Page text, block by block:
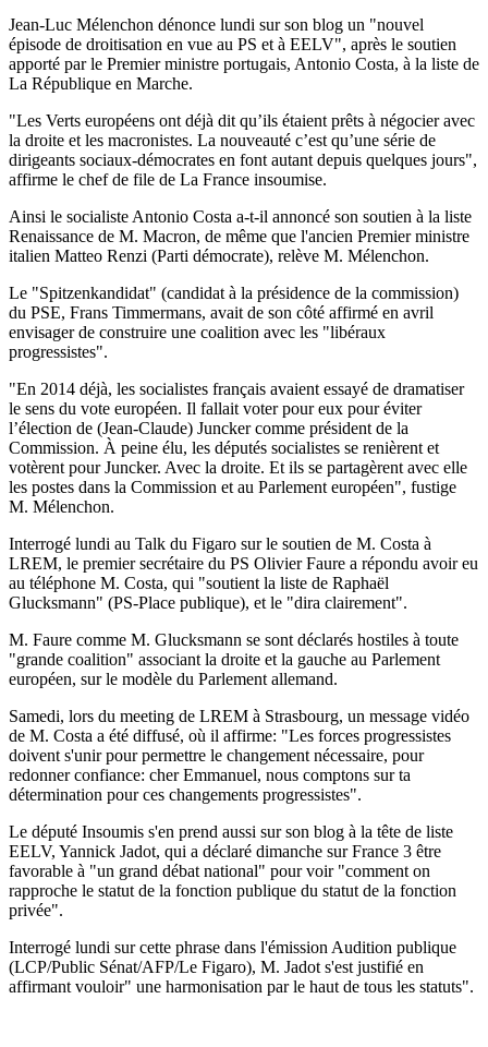
Jean-Luc Mélenchon dénonce lundi sur son blog un "nouvel
épisode de droitisation en vue au PS et à EELV", après le soutien
apporté par le Premier ministre portugais, Antonio Costa, à la liste de
La République en Marche.
"Les Verts européens ont déjà dit qu’ils étaient prêts à négocier avec
la droite et les macronistes. La nouveauté c’est qu’une série de
dirigeants sociaux-démocrates en font autant depuis quelques jours",
affirme le chef de file de La France insoumise.
Ainsi le socialiste Antonio Costa a-t-il annoncé son soutien à la liste
Renaissance de M. Macron, de même que l'ancien Premier ministre
italien Matteo Renzi (Parti démocrate), relève M. Mélenchon.
Le "Spitzenkandidat" (candidat à la présidence de la commission)
du PSE, Frans Timmermans, avait de son côté affirmé en avril
envisager de construire une coalition avec les "libéraux
progressistes".
"En 2014 déjà, les socialistes français avaient essayé de dramatiser
le sens du vote européen. Il fallait voter pour eux pour éviter
l’élection de (Jean-Claude) Juncker comme président de la
Commission. À peine élu, les députés socialistes se renièrent et
votèrent pour Juncker. Avec la droite. Et ils se partagèrent avec elle
les postes dans la Commission et au Parlement européen", fustige
M. Mélenchon.
Interrogé lundi au Talk du Figaro sur le soutien de M. Costa à
LREM, le premier secrétaire du PS Olivier Faure a répondu avoir eu
au téléphone M. Costa, qui "soutient la liste de Raphaël
Glucksmann" (PS-Place publique), et le "dira clairement".
M. Faure comme M. Glucksmann se sont déclarés hostiles à toute
"grande coalition" associant la droite et la gauche au Parlement
européen, sur le modèle du Parlement allemand.
Samedi, lors du meeting de LREM à Strasbourg, un message vidéo
de M. Costa a été diffusé, où il affirme: "Les forces progressistes
doivent s'unir pour permettre le changement nécessaire, pour
redonner confiance: cher Emmanuel, nous comptons sur ta
détermination pour ces changements progressistes".
Le député Insoumis s'en prend aussi sur son blog à la tête de liste
EELV, Yannick Jadot, qui a déclaré dimanche sur France 3 être
favorable à "un grand débat national" pour voir "comment on
rapproche le statut de la fonction publique du statut de la fonction
privée".
Interrogé lundi sur cette phrase dans l'émission Audition publique
(LCP/Public Sénat/AFP/Le Figaro), M. Jadot s'est justifié en
affirmant vouloir" une harmonisation par le haut de tous les statuts".